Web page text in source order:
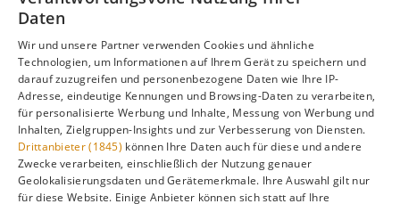
Unterschieden, Aktivitäten und Reisetipps besuchen Sie
Alle Infos zur besten ReisezeitChile
Gefällt dir diese Seite? Teile sie auf Pinterest!
Daten
Wir und unsere Partner verwenden Cookies und ähnliche
Technologien, um Informationen auf Ihrem Gerät zu speichern und
darauf zuzugreifen und personenbezogene Daten wie Ihre IP-
Adresse, eindeutige Kennungen und Browsing-Daten zu verarbeiten,
für personalisierte Werbung und Inhalte, Messung von Werbung und
Inhalten, Zielgruppen-Insights und zur Verbesserung von Diensten.
Drittanbieter (1845) können Ihre Daten auch für diese und andere
Zwecke verarbeiten, einschließlich der Nutzung genauer
Geolokalisierungsdaten und Gerätemerkmale. Ihre Auswahl gilt nur
für diese Website. Einige Anbieter können sich statt auf Ihre